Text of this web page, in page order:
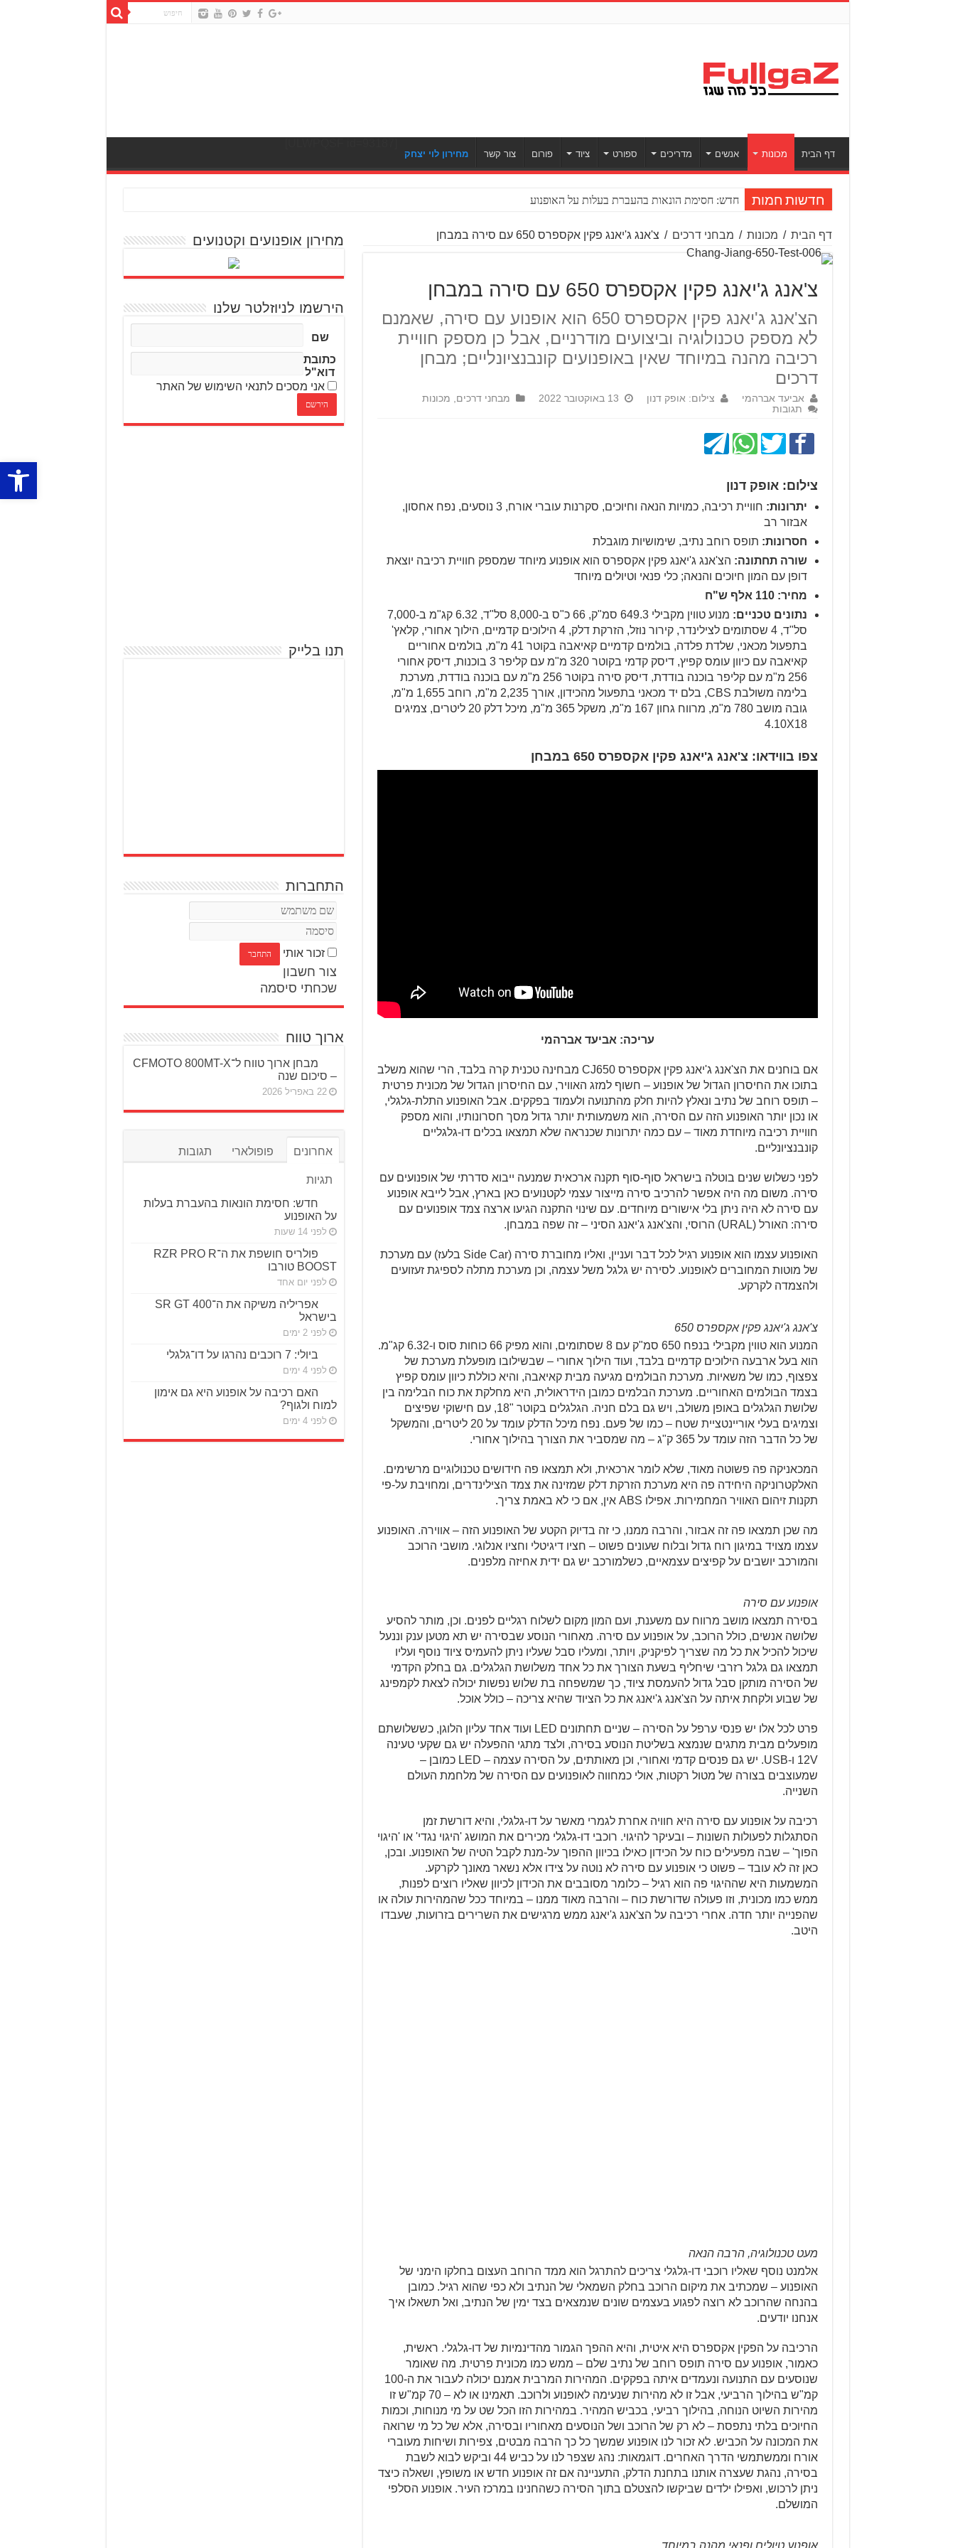
פתח
דף הבית מכונות אנשים מדריכים ספורט ציוד פורום צור קשר מחירון לוי יצחק
חדשות חמות חדש: חסימת הונאות בהעברת בעלות על האופנוע
דף הבית / מכונות / מבחני דרכים / צ'אנג ג'יאנג פקין אקספרס 650 עם סירה במבחן
צ'אנג ג'יאנג פקין אקספרס 650 עם סירה במבחן
הצ'אנג ג'יאנג פקין אקספרס 650 הוא אופנוע עם סירה, שאמנם
לא מספק טכנולוגיה וביצועים מודרניים, אבל כן מספק חוויית
רכיבה מהנה במיוחד שאין באופנועים קונבנציונליים; מבחן
דרכים
אביעד אברהמי צילום: אופק דנון 13 באוקטובר 2022 מבחני דרכים, מכונות
תגובות
צילום: אופק דנון
יתרונות:
חוויית רכיבה, כמויות הנאה וחיוכים, סקרנות עוברי אורח, 3 נוסעים, נפח אחסון,
אבזור רב
חסרונות: תופס רוחב נתיב, שימושיות מוגבלת
שורה תחתונה: הצ'אנג ג'יאנג פקין אקספרס הוא אופנוע מיוחד שמספק חוויית רכיבה יוצאת
דופן עם המון חיוכים והנאה; כלי פנאי וטיולים מיוחד
מחיר: 110 אלף ש"ח
נתונים טכניים:
מנוע טווין מקבילי 649.3 סמ"ק, 66 כ"ס ב-8,000 סל"ד, 6.32 קג"מ ב-7,000
סל"ד, 4 שסתומים לצילינדר, קירור נוזל, הזרקת דלק, 4 הילוכים קדמיים, הילוך אחורי, קלאץ'
בתפעול מכאני, שלדת פלדה, בולמים קדמיים קאיאבה בקוטר 41 מ"מ, בולמים אחוריים
קאיאבה עם כיוון עומס קפיץ, דיסק קדמי בקוטר 320 מ"מ עם קליפר 3 בוכנות, דיסק אחורי
256 מ"מ עם קליפר בוכנה בודדת, דיסק סירה בקוטר 256 מ"מ עם בוכנה בודדת, מערכת
בלימה משולבת CBS, בלם יד מכאני בתפעול מהכידון, אורך 2,235 מ"מ, רוחב 1,655 מ"מ,
גובה מושב 780 מ"מ, מרווח גחון 167 מ"מ, משקל 365 מ"מ, מיכל דלק 20 ליטרים, צמיגים
4.10X18
צפו בווידאו: צ'אנג ג'יאנג פקין אקספרס 650 במבחן
עריכה: אביעד אברהמי
אם בוחנים את הצ'אנג ג'יאנג פקין אקספרס CJ650 מבחינה טכנית קרה בלבד, הרי שהוא משלב
בתוכו את החיסרון הגדול של אופנוע – חשוף למזג האוויר, עם החיסרון הגדול של מכונית פרטית
– תופס רוחב של נתיב ונאלץ להיות חלק מהתנועה ולעמוד בפקקים. אבל האופנוע התלת-גלגלי,
או נכון יותר האופנוע הזה עם הסירה, הוא משמעותית יותר גדול מסך חסרונותיו, והוא מספק
חוויית רכיבה מיוחדת מאוד – עם כמה יתרונות שכנראה שלא תמצאו בכלים דו-גלגליים
קונבנציונליים.
לפני כשלוש שנים בוטלה בישראל סוף-סוף תקנה ארכאית שמנעה ייבוא סדרתי של אופנועים עם
סירה. משום מה היה אפשר להרכיב סירה מייצור עצמי לקטנועים כאן בארץ, אבל לייבא אופנוע
עם סירה לא היה ניתן בלי אישורים מיוחדים. עם שינוי התקנה הגיעו ארצה צמד אופנועים עם
סירה: האורל (URAL) הרוסי, והצ'אנג ג'יאנג הסיני – זה שפה במבחן.
האופנוע עצמו הוא אופנוע רגיל לכל דבר ועניין, ואליו מחוברת סירה (Side Car בלעז) עם מערכת
של מוטות המחוברים לאופנוע. לסירה יש גלגל משל עצמה, וכן מערכת מתלה לספיגת זעזועים
ולהצמדה לקרקע.
צ'אנג ג'יאנג פקין אקספרס 650
המנוע הוא טווין מקבילי בנפח 650 סמ"ק עם 8 שסתומים, והוא מפיק 66 כוחות סוס ו-6.32 קג"מ.
הוא בעל ארבעה הילוכים קדמיים בלבד, ועוד הילוך אחורי – שבשילובו מופעלת מערכת של
צפצוף, כמו של משאיות. מערכת הבולמים מגיעה מבית קאיאבה, והיא כוללת כיוון עומס קפיץ
בצמד הבולמים האחוריים. מערכת הבלמים כמובן הידראולית, היא מחלקת את כוח הבלימה בין
שלושת הגלגלים באופן משולב, ויש גם בלם חניה. הגלגלים בקוטר "18, עם חישוקי שפיצים
וצמיגים בעלי אוריינטציית שטח – כמו של פעם. נפח מיכל הדלק עומד על 20 ליטרים, והמשקל
של כל הדבר הזה עומד על 365 ק"ג – מה שמסביר את הצורך בהילוך אחורי.
המכאניקה פה פשוטה מאוד, שלא לומר ארכאית, ולא תמצאו פה חידושים טכנולוגיים מרשימים.
האלקטרוניקה היחידה פה היא מערכת הזרקת דלק שמזינה את צמד הצילינדרים, ומחויבת על-פי
תקנות זיהום האוויר המחמירות. אפילו ABS אין, אם כי לא באמת צריך.
מה שכן תמצאו פה זה אבזור, והרבה ממנו, כי זה בדיוק הקטע של האופנוע הזה – אווירה. האופנוע
עצמו מצויד במיגון רוח גדול ובלוח שעונים פשוט – חציו דיגיטלי וחציו אנלוגי. מושבי הרוכב
והמורכב יושבים על קפיצים עצמאיים, כשלמורכב יש גם ידית אחיזה מלפנים.
אופנוע עם סירה
בסירה תמצאו מושב מרווח עם משענת, ועם המון מקום לשלוח רגליים לפנים. וכן, מותר להסיע
שלושה אנשים, כולל הרוכב, על אופנוע עם סירה. מאחורי הנוסע שבסירה יש תא מטען ענק וננעל
שיכול להכיל את כל מה שצריך לפיקניק, ויותר, ומעליו סבל שעליו ניתן להעמיס ציוד נוסף ועליו
תמצאו גם גלגל רזרבי שיחליף בשעת הצורך את כל אחד משלושת הגלגלים. גם בחלק הקדמי
של הסירה מותקן סבל גדול להעמסת ציוד, כך שמשפחה בת שלוש נפשות יכולה לצאת לקמפינג
של שבוע ולקחת איתה על הצ'אנג ג'יאנג את כל הציוד שהיא צריכה – כולל אוכל.
פרט לכל אלו יש פנסי ערפל על הסירה – שניים תחתונים LED ועוד אחד עליון הלוגן, כששלושתם
מופעלים מבית מתגים שנמצא בשליטת הנוסע בסירה, ולצד מתגי ההפעלה יש גם שקעי טעינה
12V ו-USB. יש גם פנסים קדמי ואחורי, וכן מאותתים, על הסירה עצמה – LED כמובן –
שמעוצבים בצורה של מטול רקטות, אולי כמחווה לאופנועים עם הסירה של מלחמת העולם
השנייה.
רכיבה על אופנוע עם סירה היא חוויה אחרת לגמרי מאשר על דו-גלגלי, והיא דורשת זמן
הסתגלות לפעולות השונות – ובעיקר להיגוי. רוכבי דו-גלגלי מכירים את המושג 'היגוי נגדי' או 'היגוי
הפוך' – שבה מפעילים כוח על הכידון כאילו בכיוון ההפוך על-מנת לקבל הטיה של האופנוע. ובכן,
כאן זה לא עובד – פשוט כי אופנוע עם סירה לא נוטה על צידו אלא נשאר מאונך לקרקע.
המשמעות היא שההיגוי פה הוא רגיל – כלומר מסובבים את הכידון לכיוון שאליו רוצים לפנות,
ממש כמו מכונית, וזו פעולה שדורשת כוח – והרבה מאוד ממנו – במיוחד ככל שהמהירות עולה או
שהפנייה יותר חדה. אחרי רכיבה על הצ'אנג ג'יאנג ממש מרגישים את השרירים בזרועות, שעבדו
היטב.
מעט טכנולוגיה, הרבה הנאה
אלמנט נוסף שאליו רוכבי דו-גלגלי צריכים להתרגל הוא ממד הרוחב העצום בחלקו הימני של
האופנוע – שמכתיב את מיקום הרוכב בחלק השמאלי של הנתיב ולא כפי שהוא רגיל. כמובן
בהנחה שהרוכב לא רוצה לפגוע בעצמים שונים שנמצאים בצד ימין של הנתיב, ואל תשאלו איך
אנחנו יודעים.
הרכיבה על הפקין אקספרס היא איטית, והיא ההפך הגמור מהדינמיות של דו-גלגלי. ראשית,
כאמור, אופנוע עם סירה תופס רוחב של נתיב שלם – ממש כמו מכונית פרטית. מה שאומר
שנוסעים עם התנועה ונעמדים איתה בפקקים. המהירות המרבית אמנם יכולה לעבור את ה-100
קמ"ש בהילוך הרביעי, אבל זו לא מהירות שנעימה לאופנוע ולרוכב. תאמינו או לא – 70 קמ"ש זו
מהירות השיוט הנוחה, בהילוך רביעי, בכביש המהיר. במהירות הזו הכל שט על מי מנוחות, וכמות
החיוכים בלתי נתפסת – לא רק של הרוכב ושל הנוסעים מאחוריו ובסירה, אלא של כל מי שרואה
את המכונה על הכביש. לא זכור לנו אופנוע שמשך כל כך הרבה מבטים, צפירות ושיחות מעוברי
אורח וממשתמשי הדרך האחרים. דוגמאות: נהג שצפר לנו על כביש 44 וביקש לבוא לשבת
בסירה, נהגת שעצרה אותנו בתחנת הדלק, התעניינה אם זה אופנוע חדש או משופץ, ושאלה כיצד
ניתן לרכוש, ואפילו ילדים שביקשו להצטלם בתוך הסירה כשהחנינו במרכז העיר. אופנוע הסלפי
המושלם.
מחירון אופנועים וקטנועים
הירשמו לניוזלטר שלנו
שם
כתובת
דוא"ל
אני מסכים לתנאי השימוש של האתר
תנו בלייק
התחברות
זכור אותי
צור חשבון
שכחתי סיסמה
ארוך טווח
מבחן ארוך טווח ל־CFMOTO 800MT-X
– סיכום שנה
22 באפריל 2026
אחרונים פופולארי תגובות
תגיות
חדש: חסימת הונאות בהעברת בעלות
על האופנוע
לפני 14 שעות
פולריס חושפת את ה־RZR PRO R
BOOST טורבו
לפני יום אחד
אפריליה משיקה את ה־SR GT 400
בישראל
לפני 2 ימים
ביולי: 7 רוכבים נהרגו על דו־גלגלי
לפני 4 ימים
האם רכיבה על אופנוע היא גם אימון
למוח ולגוף?
לפני 4 ימים